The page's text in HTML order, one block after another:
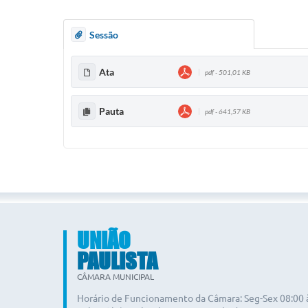
Sessão
Ata pdf - 501,01 KB
Pauta pdf - 641,57 KB
UNIÃO
PAULISTA
CÂMARA MUNICIPAL
Horário de Funcionamento da Câmara: Seg-Sex 08:00